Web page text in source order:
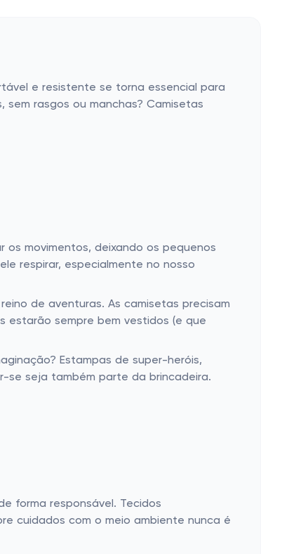
e resistente se torna essencial para
rasgos ou manchas? Camisetas
movimentos, deixando os pequenos
respirar, especialmente no nosso
de aventuras. As camisetas precisam
estarão sempre bem vestidos (e que
Estampas de super-heróis,
se seja também parte da brincadeira.
forma responsável. Tecidos
cuidados com o meio ambiente nunca é